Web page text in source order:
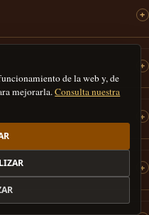
de la web y, de
mejorarla.Consulta nuestra